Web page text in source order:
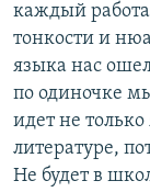
каждый
тонкости и
языка нас
по одиночке
идет не
литературе,
Не будет в